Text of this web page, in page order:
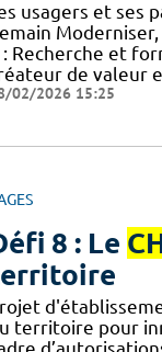
usagers et ses
: Recherche et
de valeur
02/2026 15:25
8 : Le
territoire pour